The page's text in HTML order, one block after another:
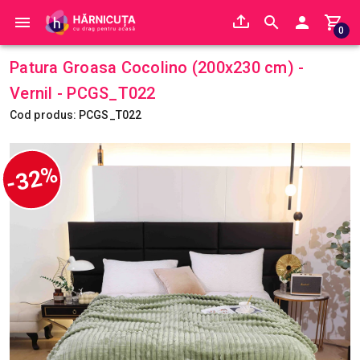
0
Patura Groasa Cocolino (200x230 cm) -
Vernil - PCGS_T022
Cod produs: PCGS_T022
-32%